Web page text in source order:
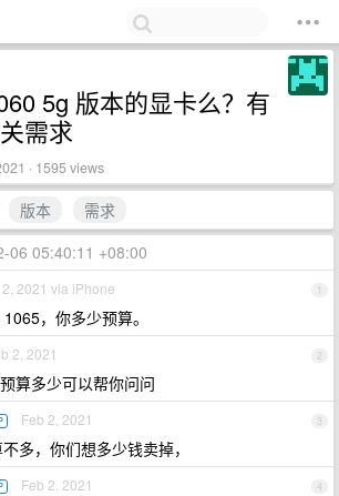
5g 版本的显卡么？有
需求
· 1595 views
版本
需求
06 05:40:11 +08:00
1
2, 2021 via iPhone
，你多少预算。
2
2, 2021
算多少可以帮你问问
3
Feb 2, 2021
多，你们想多少钱卖掉，
4
Feb 2, 2021